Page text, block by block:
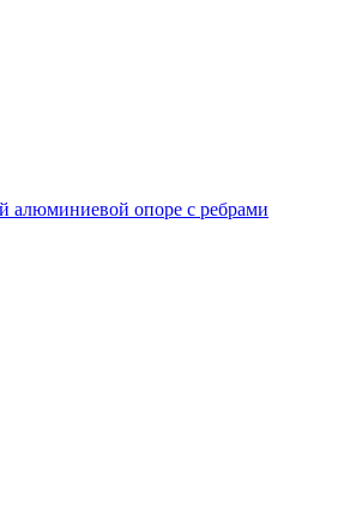
алюминиевой опоре с ребрами